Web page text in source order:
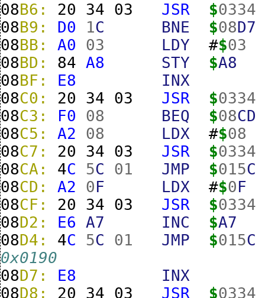
08B6: 20 34 03 JSR $0334
08B9: D0 1C BNE $08D7
08BB: A0 03 LDY #$03
08BD: 84 A8 STY $A8
08BF: E8
INX
08C0: 20 34 03 JSR $0334
08C3: F0 08 BEQ $08CD
08C5: A2 08 LDX #$08
08C7: 20 34 03 JSR $0334
08CA: 4C 5C 01 JMP $015C
08CD: A2 0F LDX #$0F
08CF: 20 34 03 JSR $0334
08D2: E6 A7 INC $A7
08D4: 4C 5C 01 JMP $015C
0x0190
08D7: E8
INX
08D8: 20 34 03 JSR $0334